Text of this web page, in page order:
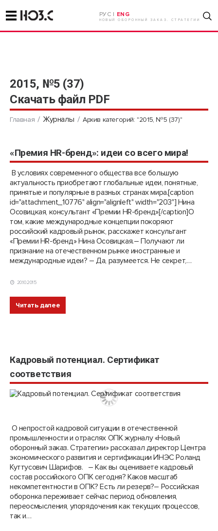
РУС | ENG
НОВЫЙ ОБОРОННЫЙ ЗАКАЗ. СТРАТЕГИИ
2015, №5 (37)
Скачать файл PDF
Главная Журналы Архив категорий: "2015, №5 (37)"
«Премия HR-бренд»: идеи со всего мира!
В условиях современного общества все большую
актуальность приобретают глобальные идеи, понятные,
принятые и популярные в разных странах мира.[caption
id="attachment_10776" align="alignleft" width="203"] Нина
Осовицкая, консультант «Премии HR-бренд»[/caption]О
том, какие международные концепции покоряют
российский кадровый рынок, расскажет консультант
«Премии HR-бренд» Нина Осовицкая.– Получают ли
признание на отечественном рынке иностранные и
международные идеи? – Да, разумеется. Не секрет,…
20.10.2015
Читать далее
Кадровый потенциал. Сертификат
соответствия
О непростой кадровой ситуации в отечественной
промышленности и отраслях ОПК журналу «Новый
оборонный заказ. Стратегии» рассказал директор Центра
экономического развития и сертификации ИНЭС Роланд
Куттусович Шарифов. – Как вы оцениваете кадровый
состав российского ОПК сегодня? Каков масштаб
некомпетентности в ОПК? Есть ли резерв?– Российская
оборонка переживает сейчас период обновления,
переосмысления, упорядочения как текущих процессов,
так и…